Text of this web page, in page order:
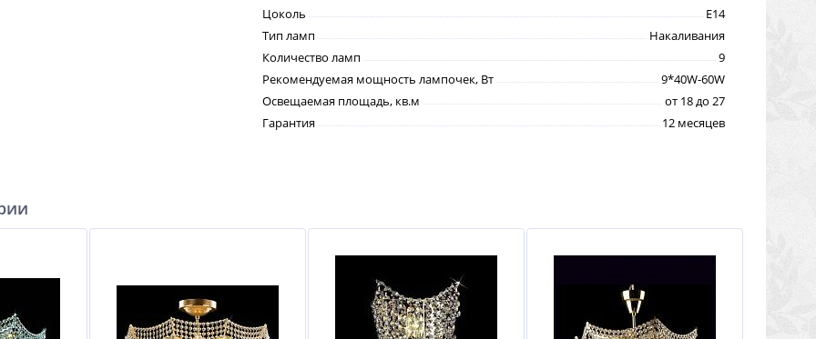
Цоколь
E14
Тип ламп
Накаливания
Количество ламп
9
Рекомендуемая мощность лампочек, Вт
9*40W-60W
Освещаемая площадь, кв.м
от 18 до 27
Гарантия
12 месяцев